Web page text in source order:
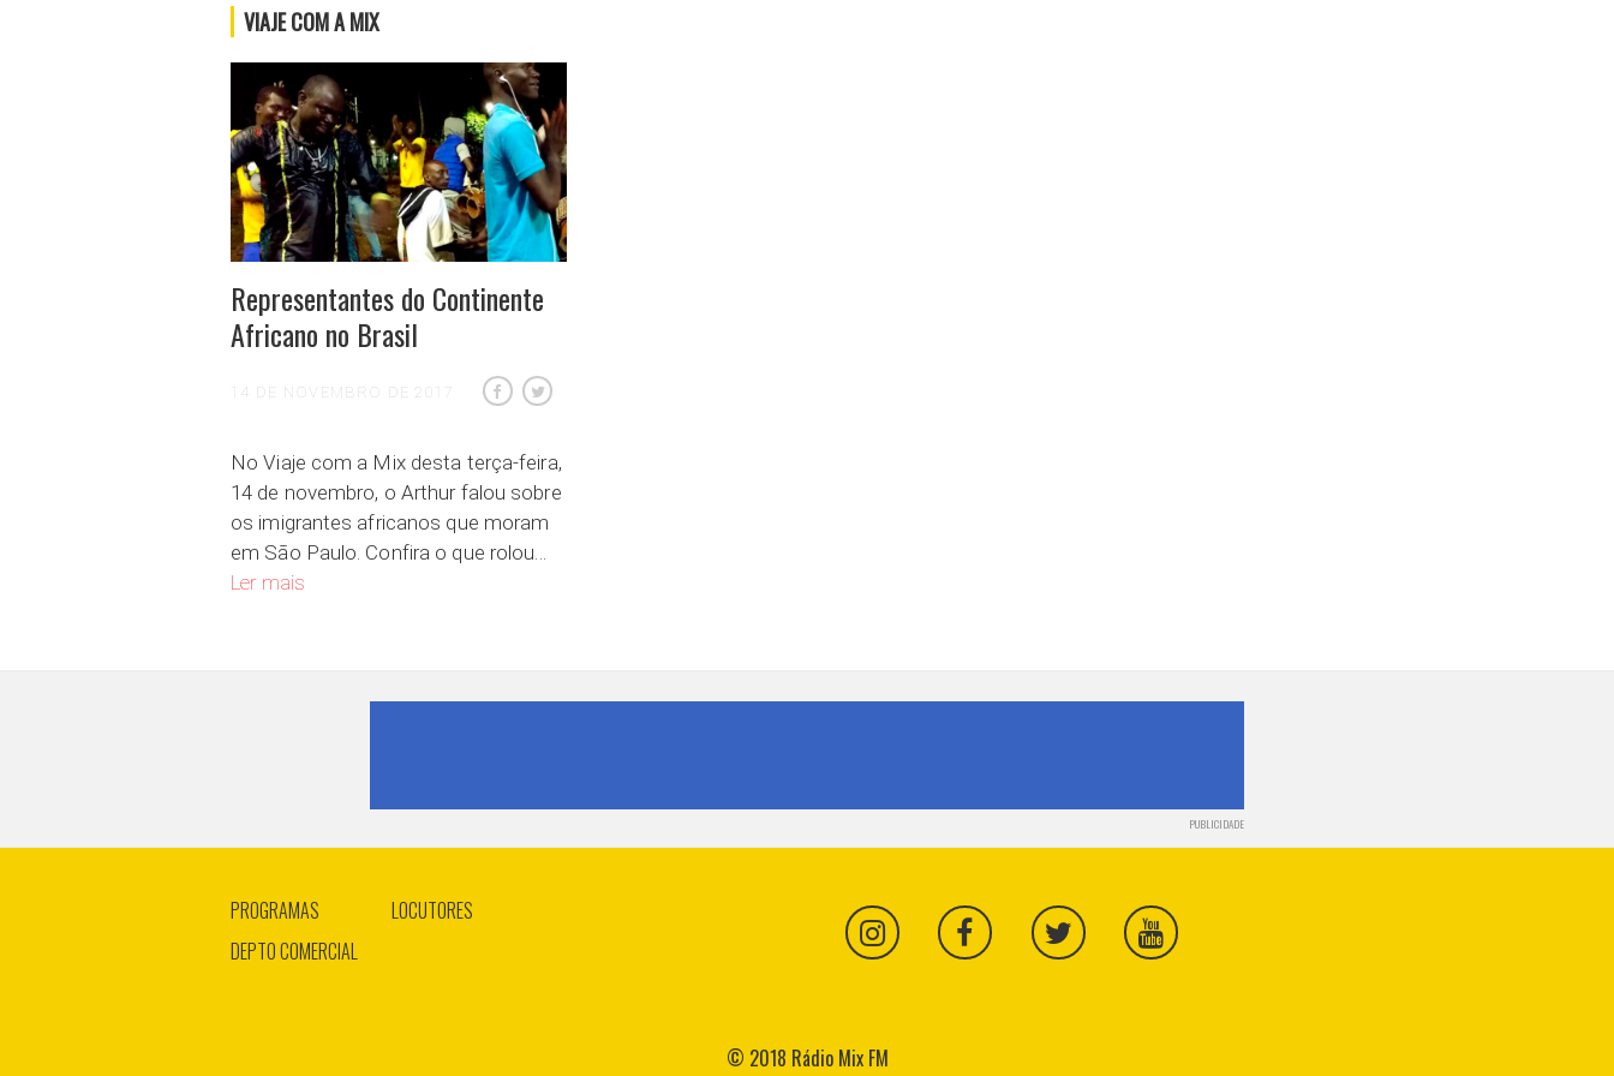
VIAJE COM A MIX
Representantes do Continente
Africano no Brasil
14 DE NOVEMBRO DE 2017
No Viaje com a Mix desta terça-feira,
14 de novembro, o Arthur falou sobre
os imigrantes africanos que moram
em São Paulo. Confira o que rolou…
Ler mais
PUBLICIDADE
PROGRAMAS
LOCUTORES
DEPTO COMERCIAL
© 2018 Rádio Mix FM